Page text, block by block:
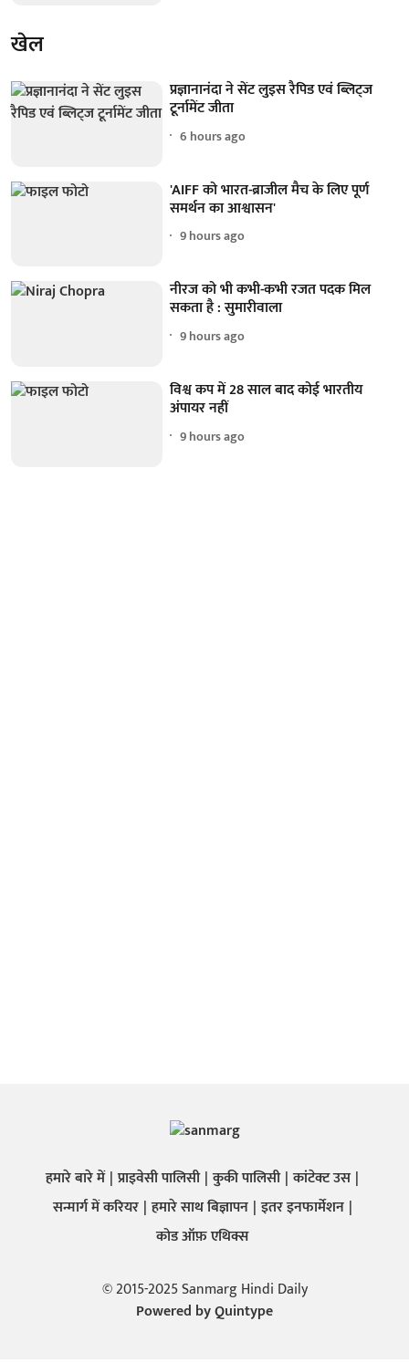
खेल
प्रज्ञानानंदा ने सेंट लुइस रैपिड एवं ब्लिट्ज
टूर्नामेंट जीता
6 hours ago
'AIFF को भारत-ब्राजील मैच के लिए पूर्ण
समर्थन का आश्वासन'
9 hours ago
नीरज को भी कभी-कभी रजत पदक मिल
सकता है : सुमारीवाला
9 hours ago
विश्व कप में 28 साल बाद कोई भारतीय
अंपायर नहीं
9 hours ago
हमारे बारे में प्राइवेसी पालिसी कुकी पालिसी कांटेक्ट उस
सन्मार्ग में करियर हमारे साथ बिज्ञापन इतर इनफार्मेशन
कोड ऑफ़ एथिक्स
© 2015-2025 Sanmarg Hindi Daily
Powered byQuintype